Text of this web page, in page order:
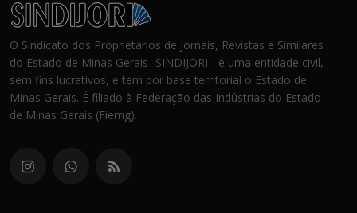
O Sindicato dos Proprietários de Jornais, Revistas e Similares
do Estado de Minas Gerais- SINDIJORI - é uma entidade civil,
sem fins lucrativos, e tem por base territorial o Estado de
Minas Gerais. É filiado à Federação das Indústrias do Estado
de Minas Gerais (Fiemg).